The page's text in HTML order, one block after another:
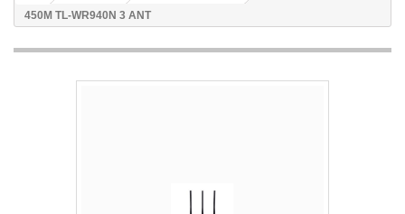
450M TL-WR940N 3 ANT